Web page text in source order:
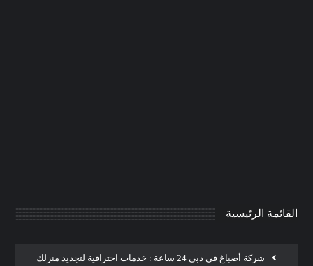
القائمة الرئيسية
شركة أصباغ في دبي 24 ساعة : خدمات احترافية لتجديد منزلك